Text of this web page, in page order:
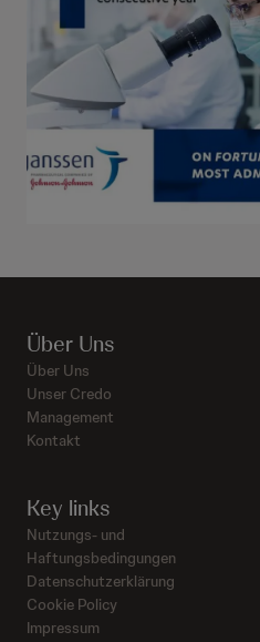
Über Uns
Über Uns
Unser Credo
Management
Kontakt
Key links
Nutzungs- und
Haftungsbedingungen
Datenschutzerklärung
Cookie Policy
Impressum